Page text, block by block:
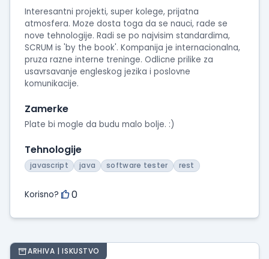
Interesantni projekti, super kolege, prijatna
atmosfera. Moze dosta toga da se nauci, rade se
nove tehnologije. Radi se po najvisim standardima,
SCRUM is 'by the book'. Kompanija je internacionalna,
pruza razne interne treninge. Odlicne prilike za
usavrsavanje engleskog jezika i poslovne
komunikacije.
Zamerke
Plate bi mogle da budu malo bolje. :)
Tehnologije
javascript java software tester rest
Korisno? 0
ARHIVA | ISKUSTVO